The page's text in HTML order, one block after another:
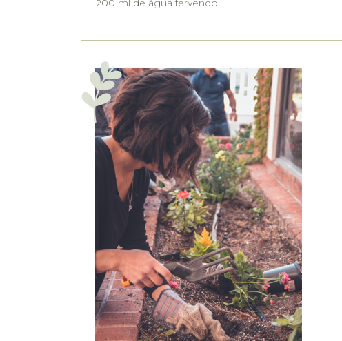
200 ml de água fervendo.